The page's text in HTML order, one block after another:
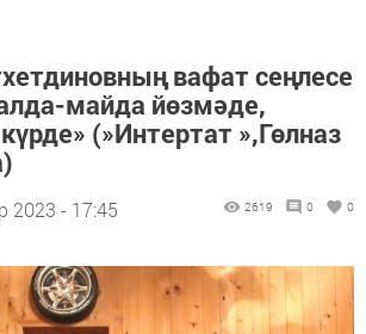
вафат сеңлесе
майда йөзмәде,
(»Интертат »,Гөлназ
2023 - 17:45 2619 0 0